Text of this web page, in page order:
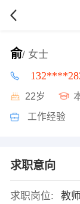
俞/ 女士
22岁
工作经验
求职意向
求职岗位:
教师